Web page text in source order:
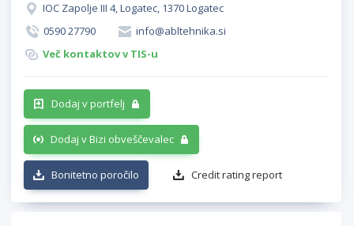
IOC Zapolje III 4, Logatec, 1370 Logatec
0590 27790
info@abltehnika.si
Več kontaktov v TIS-u
Dodaj v portfelj
Dodaj v Bizi obveščevalec
Bonitetno poročilo Credit rating report